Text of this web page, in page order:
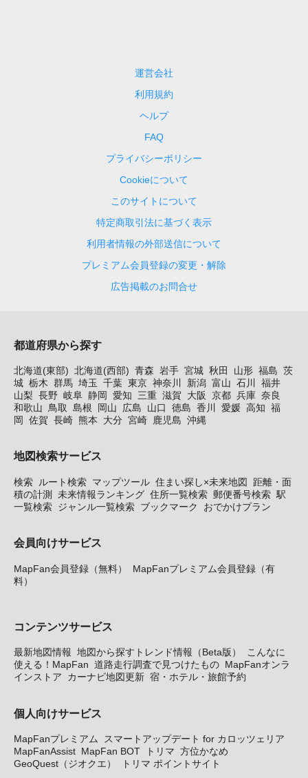
運営会社
利用規約
ヘルプ
FAQ
プライバシーポリシー
Cookieについて
このサイトについて
特定商取引法に基づく表示
利用者情報の外部送信について
プレミアム会員登録の変更・解除
広告掲載のお問合せ
都道府県から探す
北海道(東部) 北海道(西部) 青森 岩手 宮城 秋田 山形 福島 茨
城 栃木 群馬 埼玉 千葉 東京 神奈川 新潟 富山 石川
福井
山梨 長野 岐阜 静岡 愛知 三重 滋賀 大阪 京都 兵庫 奈良
和歌山
鳥取 島根 岡山 広島 山口 徳島 香川 愛媛 高知 福
岡
佐賀 長崎 熊本 大分 宮崎 鹿児島 沖縄
地図検索サービス
検索 ルート検索 マップツール 住まい探し×未来地図
距離・面
積の計測
未来情報ランキング 住所一覧検索 郵便番号検索 駅
一覧検索 ジャンル一覧検索 ブックマーク おでかけプラン
会員向けサービス
MapFan会員登録（無料）
MapFanプレミアム会員登録（有
料）
コンテンツサービス
最新地図情報 地図から探すトレンド情報（Beta版）
こんなに
使える！MapFan 道路走行調査で見つけたもの MapFanオンラ
インストア
カーナビ地図更新 宿・ホテル・旅館予約
個人向けサービス
MapFanプレミアム
スマートアップデート for カロッツェリア
MapFanAssist MapFan BOT トリマ 方位かなめ
GeoQuest（ジオクエ）
トリマ ポイントサイト